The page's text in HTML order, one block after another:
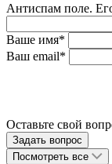
Антиспам поле.
Ваше имя*
Ваш email*
Оставьте свой
Посмотреть все